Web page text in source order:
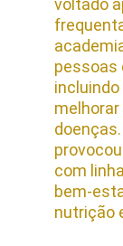
voltado
pessoas
melhorar
com
bem-
nutrição